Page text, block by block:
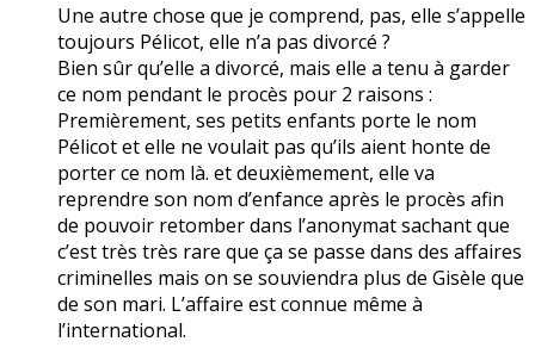
Une autre chose que je comprend, pas, elle s’appelle
toujours Pélicot, elle n’a pas divorcé ?
Bien sûr qu’elle a divorcé, mais elle a tenu à garder
ce nom pendant le procès pour 2 raisons :
Premièrement, ses petits enfants porte le nom
Pélicot et elle ne voulait pas qu’ils aient honte de
porter ce nom là. et deuxièmement, elle va
reprendre son nom d’enfance après le procès afin
de pouvoir retomber dans l’anonymat sachant que
c’est très très rare que ça se passe dans des affaires
criminelles mais on se souviendra plus de Gisèle que
de son mari. L’affaire est connue même à
l’international.